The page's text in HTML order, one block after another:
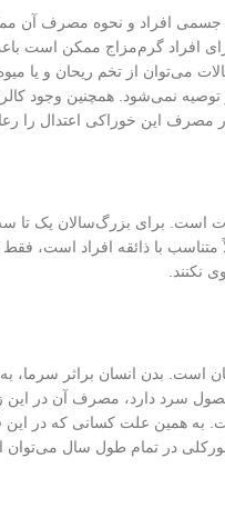
جسمی افراد و نحوه مصرف
افراد گرم‌مزاج ممکن است
از تخم ریحان و یا
نمی‌شود. همچنین وجود
این خوراکی اعتدال را
است. برای بزرگ‌سالان یک تا
با ذائقه افراد است، فقط
نکنند.
است. بدن انسان براثر
سرد دارد، مصرف آن در این
به همین علت کسانی که در
در تمام طول سال